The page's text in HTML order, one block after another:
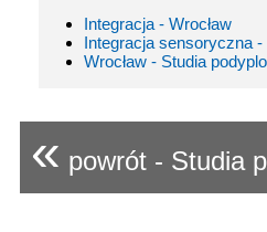
Integracja - Wrocław
Integracja sensoryczna
Wrocław - Studia
« powrót - Studia